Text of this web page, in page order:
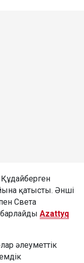
қатысты. Әнші
Света
Azattyq
әлеуметтік